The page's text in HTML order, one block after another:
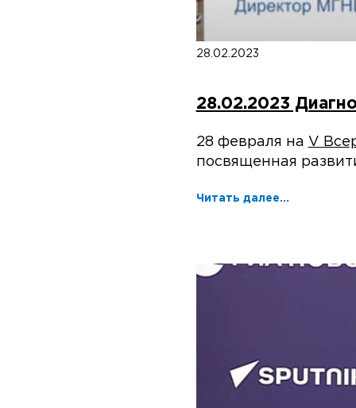
28.02.2023
28.02.2023
28 февраля на V
посвященная
Читать далее...